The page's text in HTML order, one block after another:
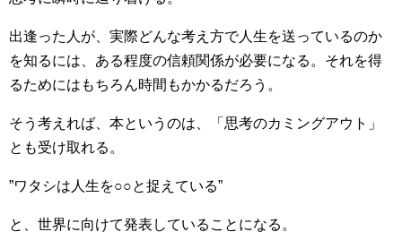
出逢った人が、実際どんな考え方で人生を送っているのか
を知るには、ある程度の信頼関係が必要になる。それを得
るためにはもちろん時間もかかるだろう。
そう考えれば、本というのは、「思考のカミングアウト」
とも受け取れる。
”ワタシは人生を○○と捉えている”
と、世界に向けて発表していることになる。